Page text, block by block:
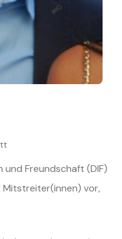
und Freundschaft (DIF)
vor,